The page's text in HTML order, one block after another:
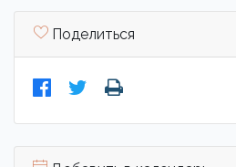
Поделиться